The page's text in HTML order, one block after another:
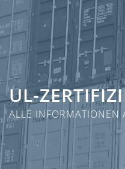
UL-
ALLE INFORMATIONEN